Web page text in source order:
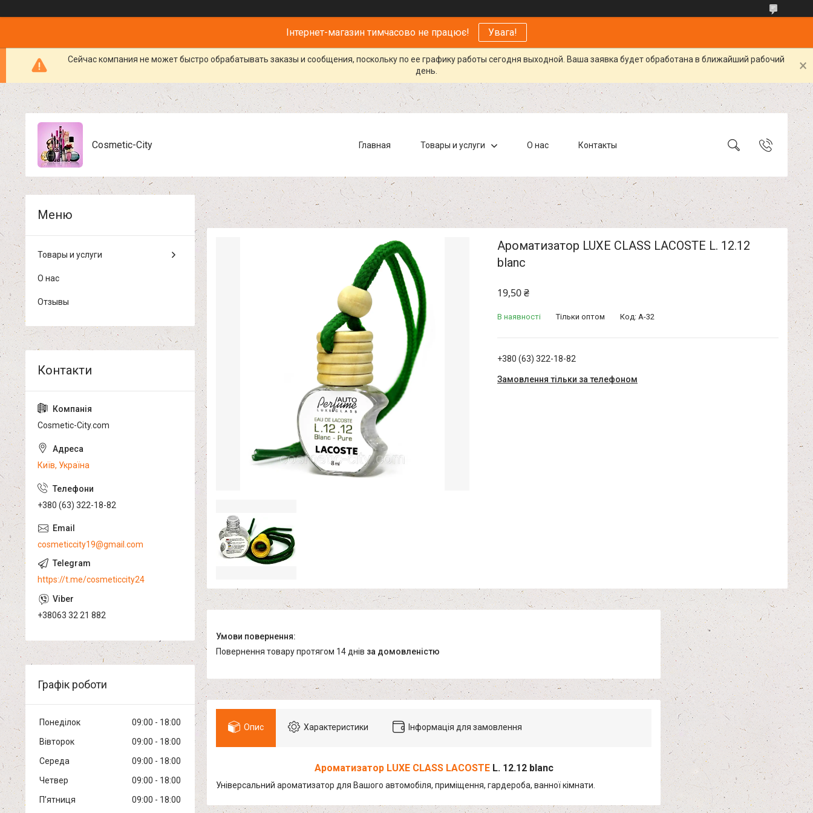
Інтернет-магазин тимчасово не працює! Увага!
Сейчас компания не может быстро обрабатывать заказы и сообщения, поскольку по ее графику работы сегодня выходной. Ваша заявка будет обработана в ближайший рабочий
день.
Cosmetic-City Главная Товары и услуги О нас Контакты
Ароматизатор LUXE CLASS LACOSTE L. 12.12
blanc
19,50 ₴
В наявності Тільки оптом Код: A-32
+380 (63) 322-18-82
Замовлення тільки за телефоном
повернення товару протягом 14 днів за домовленістю
Опис Характеристики Інформація для замовлення
Ароматизатор LUXE CLASS LACOSTEL. 12.12 blanc
Універсальний ароматизатор для Вашого автомобіля, приміщення, гардероба, ванної кімнати.
Товары и услуги
О нас
Отзывы
Cosmetic-City.com
Київ, Україна
+380 (63) 322-18-82
cosmeticcity19@gmail.com
https://t.me/cosmeticcity24
+38063 32 21 882
Графік роботи
Понеділок 09:00
18:00
Вівторок
09:00
18:00
Середа
09:00
18:00
Четвер
09:00
18:00
Пʼятниця
09:00 18:00